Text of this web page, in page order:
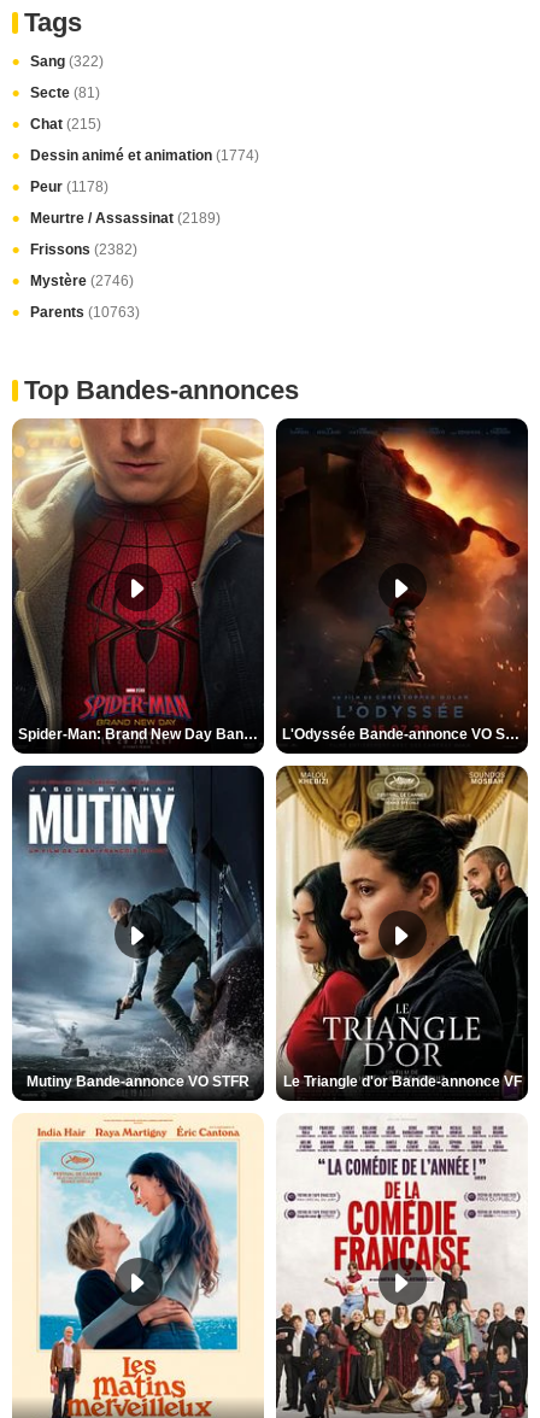
Tags
Sang (322)
Secte (81)
Chat (215)
Dessin animé et animation (1774)
Peur (1178)
Meurtre / Assassinat (2189)
Frissons (2382)
Mystère (2746)
Parents (10763)
Top Bandes-annonces
Spider-Man: Brand New Day Bande-annonce VO STFR L'Odyssée Bande-annonce VO STFR
Mutiny Bande-annonce VO STFR Le Triangle d'or Bande-annonce VF